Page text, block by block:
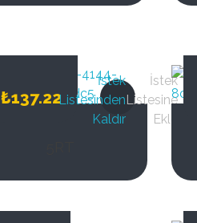
₺137.22
İstek
Listesinden
Kaldır
İstek
Listesine
Ekle